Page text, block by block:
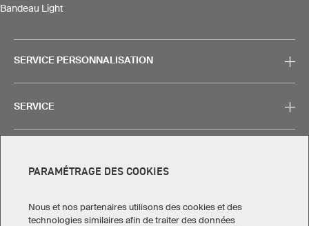
Bandeau Light
SERVICE PERSONNALISATION
SERVICE
PARAMÉTRAGE DES COOKIES
Nous et nos partenaires utilisons des cookies et des
technologies similaires afin de traiter des données